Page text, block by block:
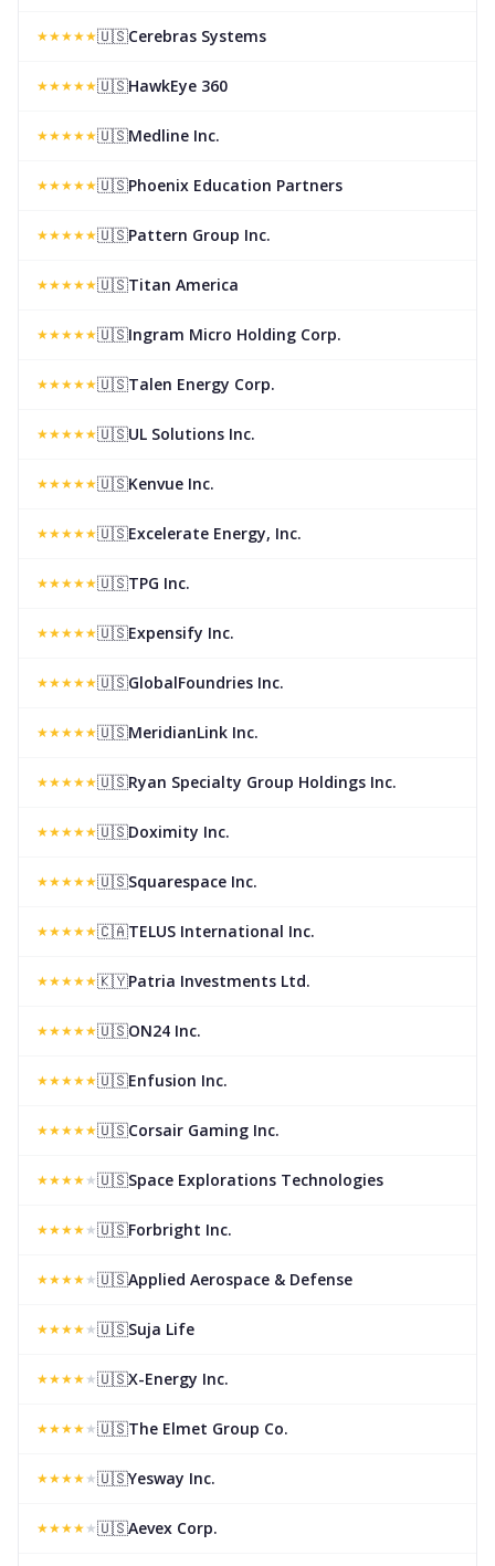
★★★★★🇺🇸Cerebras Systems
★★★★★🇺🇸HawkEye 360
★★★★★🇺🇸Medline Inc.
★★★★★🇺🇸Phoenix Education Partners
★★★★★🇺🇸Pattern Group Inc.
★★★★★🇺🇸Titan America
★★★★★🇺🇸Ingram Micro Holding Corp.
★★★★★🇺🇸Talen Energy Corp.
★★★★★🇺🇸UL Solutions Inc.
★★★★★🇺🇸Kenvue Inc.
★★★★★🇺🇸Excelerate Energy, Inc.
★★★★★🇺🇸TPG Inc.
★★★★★🇺🇸Expensify Inc.
★★★★★🇺🇸GlobalFoundries Inc.
★★★★★🇺🇸MeridianLink Inc.
★★★★★🇺🇸Ryan Specialty Group Holdings Inc.
★★★★★🇺🇸Doximity Inc.
★★★★★🇺🇸Squarespace Inc.
★★★★★🇨🇦TELUS International Inc.
★★★★★🇰🇾Patria Investments Ltd.
★★★★★🇺🇸ON24 Inc.
★★★★★🇺🇸Enfusion Inc.
★★★★★🇺🇸Corsair Gaming Inc.
★★★★★🇺🇸Space Explorations Technologies
★★★★★🇺🇸Forbright Inc.
★★★★★🇺🇸Applied Aerospace & Defense
★★★★★🇺🇸Suja Life
★★★★★🇺🇸X-Energy Inc.
★★★★★🇺🇸The Elmet Group Co.
★★★★★🇺🇸Yesway Inc.
★★★★★🇺🇸Aevex Corp.